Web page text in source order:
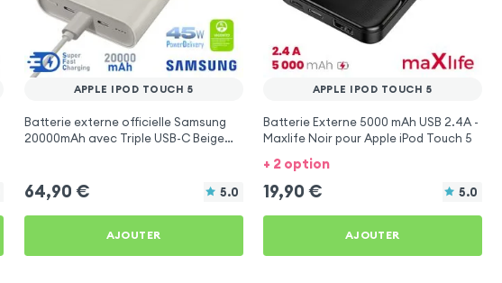
APPLE IPOD TOUCH 5
Batterie externe officielle Samsung
20000mAh avec Triple USB-C Beige
64,90 € 5.0
AJOUTER
APPLE IPOD TOUCH 5
Batterie Externe 5000 mAh USB 2.4A -
Maxlife Noir pour Apple iPod Touch 5
+ 2 option
19,90 € 5.0
AJOUTER